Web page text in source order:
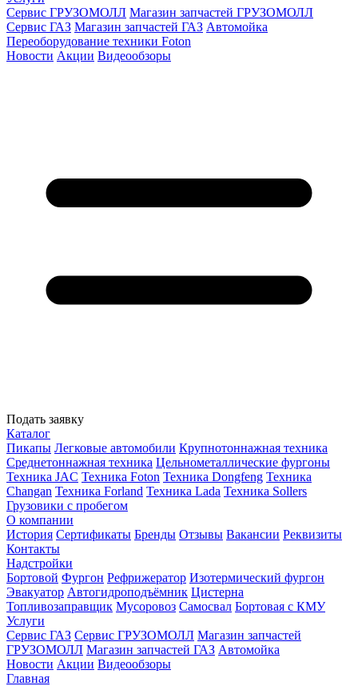
Сервис ГРУЗОМОЛЛ Магазин запчастей ГРУЗОМОЛЛ
Сервис ГАЗ Магазин запчастей ГАЗ Автомойка
Переоборудование техники Foton
Новости Акции Видеообзоры
Подать заявку
Каталог
Пикапы Легковые автомобили Крупнотоннажная техника
Среднетоннажная техника Цельнометаллические фургоны
Техника JAC Техника Foton Техника Dongfeng Техника
Changan Техника Forland Техника Lada Техника Sollers
Грузовики с пробегом
О компании
История Сертификаты Бренды Отзывы Вакансии Реквизиты
Контакты
Надстройки
Бортовой Фургон Рефрижератор Изотермический фургон
Эвакуатор Автогидроподъёмник Цистерна
Топливозаправщик Мусоровоз Самосвал Бортовая с КМУ
Услуги
Сервис ГАЗ Сервис ГРУЗОМОЛЛ Магазин запчастей
ГРУЗОМОЛЛ Магазин запчастей ГАЗ Автомойка
Новости Акции Видеообзоры
Главная